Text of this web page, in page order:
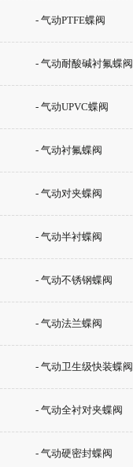
- 气动PTFE蝶阀
- 气动耐酸碱衬氟蝶阀
- 气动UPVC蝶阀
- 气动衬氟蝶阀
- 气动对夹蝶阀
- 气动半衬蝶阀
- 气动不锈钢蝶阀
- 气动法兰蝶阀
- 气动卫生级快装蝶阀
- 气动全衬对夹蝶阀
- 气动硬密封蝶阀